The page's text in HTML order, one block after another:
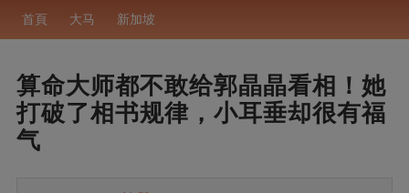
首頁 大马 新加坡
算命大师都不敢给郭晶晶看相！她
打破了相书规律，小耳垂却很有福
气